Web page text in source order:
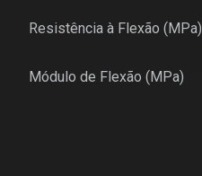
Resistência à Flexão (MPa)
Módulo de Flexão (MPa)